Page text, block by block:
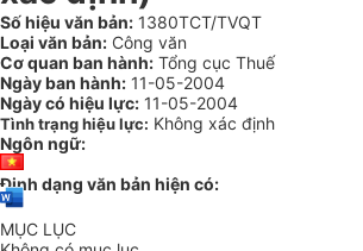
Số hiệu văn bản: 1380TCT/TVQT
Loại văn bản: Công văn
Cơ quan ban hành: Tổng cục Thuế
Ngày ban hành: 11-05-2004
Ngày có hiệu lực: 11-05-2004
Tình trạng hiệu lực: Không xác định
Ngôn ngữ:
Định dạng văn bản hiện có:
MỤC LỤC